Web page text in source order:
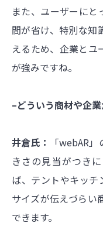
また、ユーザーに
間が省け、特別な知
えるため、企業とユ
が強みですね。
–どういう商材や企
井倉氏：
「webAR
きさの見当がつき
ば、テントやキッチ
サイズが伝えづらい
できます。